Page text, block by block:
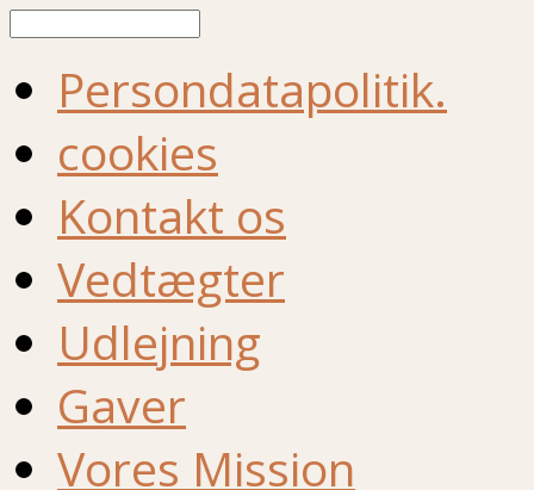
Persondatapolitik.
cookies
Kontakt os
Vedtægter
Udlejning
Gaver
Vores Mission